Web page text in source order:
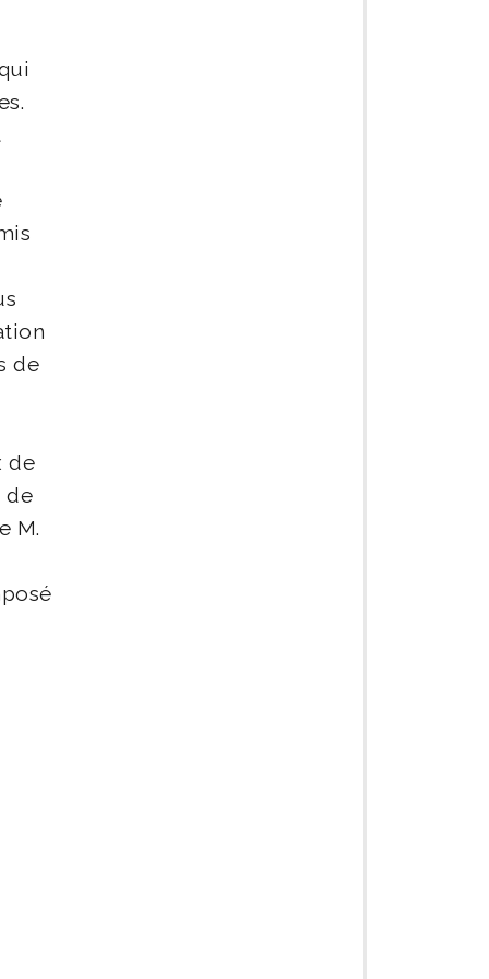
de
de
de
M.